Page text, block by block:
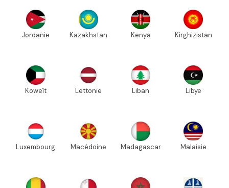
Jordanie Kazakhstan Kenya Kirghizistan
Koweït Lettonie Liban Libye
Luxembourg Macédoine Madagascar Malaisie